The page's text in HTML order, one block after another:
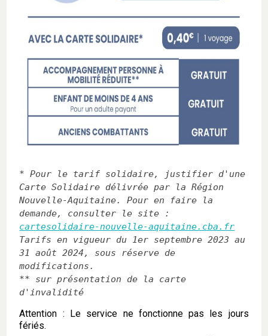
* Pour le tarif solidaire, justifier d'une
Carte Solidaire délivrée par la Région
Nouvelle-Aquitaine. Pour en faire la
cartesolidaire-nouvelle-aquitaine.cba.fr
Tarifs en vigueur du 1er septembre 2023 au
31 août 2024, sous réserve de
modifications.
** sur présentation de la carte
d'invalidité
Attention : Le service ne fonctionne pas les jours
fériés.